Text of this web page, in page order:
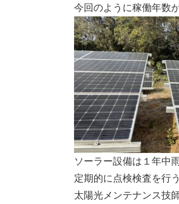
今回のように稼働年数
ソーラー設備は１年中
定期的に点検検査を行
太陽光メンテナンス技